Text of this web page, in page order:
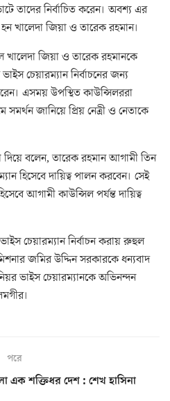
তাদের নির্বাচিত করেন। অবশ্য এর
হন খালেদা জিয়া ও তারেক রহমান।
খালেদা জিয়া ও তারেক রহমানকে
চেয়ারম্যান নির্বাচনের জন্য
এসময় উপস্থিত কাউন্সিলররা
জানিয়ে প্রিয় নেত্রী ও নেতাকে
বলেন, তারেক রহমান আগামী তিন
হিসেবে দায়িত্ব পালন করবেন। সেই
আগামী কাউন্সিল পর্যন্ত দায়িত্ব
চেয়ারম্যান নির্বাচন করায় রুহুল
জমির উদ্দিন সরকারকে ধন‌্যবাদ
ভাইস চেয়ারম্যানকে অভিনন্দন
পরে
এক শক্তিধর দেশ : শেখ হাসিনা